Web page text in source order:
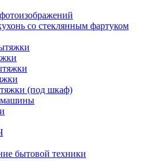
со стеклянным фартуком
(под шкаф)
машины
бытовой техники